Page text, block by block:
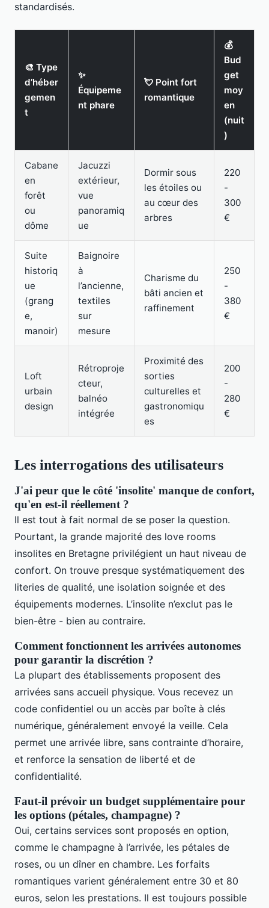
standardisés.
🎨 Type
d’héber
gemen
t
✨
Équipeme
nt phare
💘 Point fort
romantique
💰
Bud
get
moy
en
(nuit
)
Cabane
en
forêt
ou
dôme
Jacuzzi
extérieur,
vue
panoramiq
ue
Dormir sous
les étoiles ou
au cœur des
arbres
220
-
300
€
Suite
historiq
ue
(grang
e,
manoir)
Baignoire
à
l’ancienne,
textiles
sur
mesure
Charisme du
bâti ancien et
raffinement
250
-
380
€
Loft
urbain
design
Rétroproje
cteur,
balnéo
intégrée
Proximité des
sorties
culturelles et
gastronomiqu
es
200
-
280
€
Les interrogations des utilisateurs
J'ai peur que le côté 'insolite' manque de confort,
qu'en est-il réellement ?
Il est tout à fait normal de se poser la question.
Pourtant, la grande majorité des love rooms
insolites en Bretagne privilégient un haut niveau de
confort. On trouve presque systématiquement des
literies de qualité, une isolation soignée et des
équipements modernes. L’insolite n’exclut pas le
bien-être - bien au contraire.
Comment fonctionnent les arrivées autonomes
pour garantir la discrétion ?
La plupart des établissements proposent des
arrivées sans accueil physique. Vous recevez un
code confidentiel ou un accès par boîte à clés
numérique, généralement envoyé la veille. Cela
permet une arrivée libre, sans contrainte d’horaire,
et renforce la sensation de liberté et de
confidentialité.
Faut-il prévoir un budget supplémentaire pour
les options (pétales, champagne) ?
Oui, certains services sont proposés en option,
comme le champagne à l’arrivée, les pétales de
roses, ou un dîner en chambre. Les forfaits
romantiques varient généralement entre 30 et 80
euros, selon les prestations. Il est toujours possible